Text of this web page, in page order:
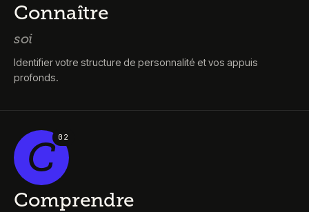
Connaître
soi
Identifier votre structure de personnalité et vos appuis
profonds.
C 0 2
Comprendre